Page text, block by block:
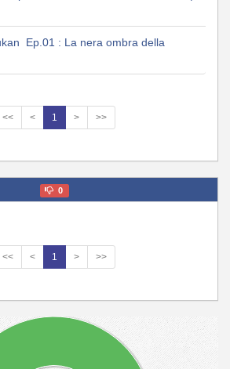
Ep.01 : La nera ombra della
<< < 1 > >>
0
<< < 1 > >>